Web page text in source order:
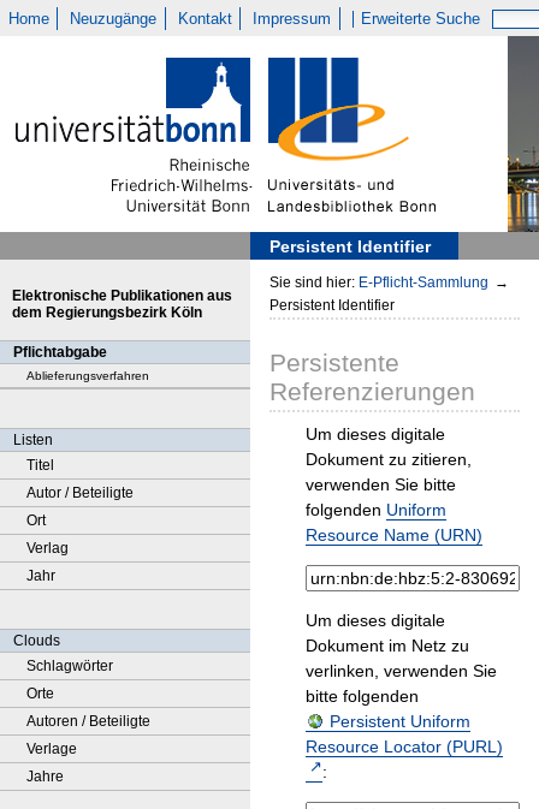
Home Neuzugänge Kontakt Impressum Erweiterte Suche
Persistent Identifier
Elektronische Publikationen aus
dem Regierungsbezirk Köln
Pflichtabgabe
Ablieferungsverfahren
Listen
Titel
Autor / Beteiligte
Ort
Verlag
Jahr
Clouds
Schlagwörter
Orte
Autoren / Beteiligte
Verlage
Jahre
Sie sind hier: E-Pflicht-Sammlung →
Persistent Identifier
Persistente
Referenzierungen
Um dieses digitale
Dokument zu zitieren,
verwenden Sie bitte
folgenden Uniform
Resource Name (URN)
Um dieses digitale
Dokument im Netz zu
verlinken, verwenden Sie
bitte folgenden
Persistent Uniform
Resource Locator (PURL)
: